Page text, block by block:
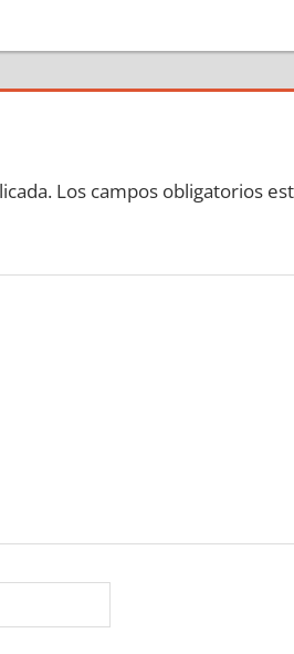
Los campos obligatorios